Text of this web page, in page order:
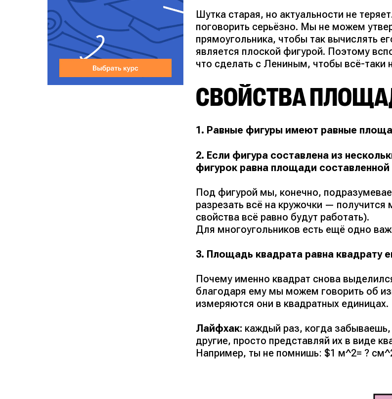
Шутка старая, но актуальности не
поговорить серьёзно. Мы не можем
прямоугольника, чтобы так вычислять
является плоской фигурой. Поэтому
что сделать с Лениным, чтобы всё-таки
СВОЙСТВА
1. Равные фигуры имеют равные
2. Если фигура составлена из
фигурок равна площади
Под фигурой мы, конечно,
разрезать всё на кружочки —
свойства всё равно будут работать).
Для многоугольников есть ещё одно
3. Площадь квадрата равна квадрату
Почему именно квадрат снова
благодаря ему мы можем говорить об
измеряются они в квадратных единицах.
Лайфхак: каждый раз, когда
другие, просто представляй их в виде
Например, ты не помнишь: $1 м^2= ?